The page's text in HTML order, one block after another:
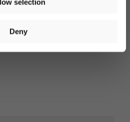
selection
Deny